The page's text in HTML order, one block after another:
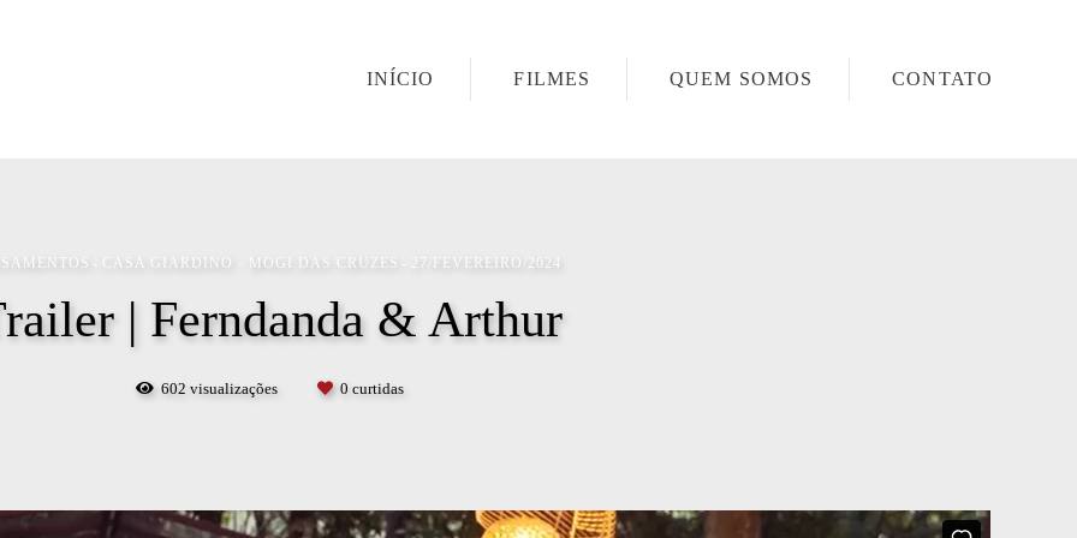
INÍCIO FILMES QUEM SOMOS CONTATO
CASA GIARDINO - MOGI DAS CRUZES 27/FEVEREIRO/2024
| Ferndanda & Arthur
602 visualizações 0 curtidas